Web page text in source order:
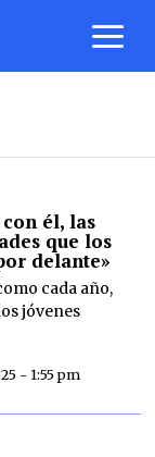
él, las
que los
delante»
cada año,
jóvenes
- 1:55 pm